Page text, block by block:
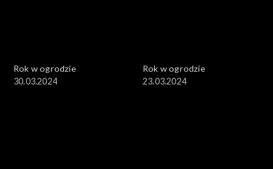
Rok w ogrodzie
30.03.2024
Rok w ogrodzie
23.03.2024